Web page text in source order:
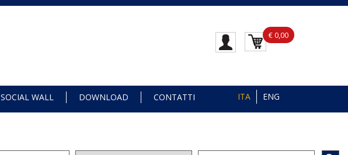
€ 0,00
SOCIAL WALL DOWNLOAD CONTATTI ITA ENG